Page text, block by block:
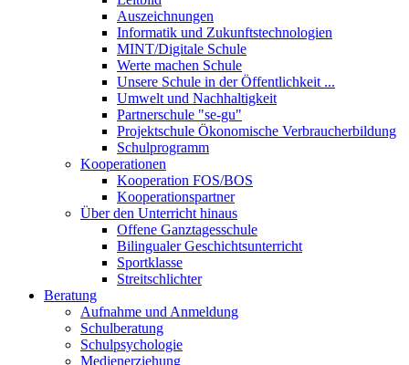
Auszeichnungen
Informatik und Zukunftstechnologien
MINT/Digitale Schule
Werte machen Schule
Unsere Schule in der Öffentlichkeit ...
Umwelt und Nachhaltigkeit
Partnerschule "se-gu"
Projektschule Ökonomische Verbraucherbildung
Schulprogramm
Kooperationen
Kooperation FOS/BOS
Kooperationspartner
Über den Unterricht hinaus
Offene Ganztagesschule
Bilingualer Geschichtsunterricht
Sportklasse
Streitschlichter
Beratung
Aufnahme und Anmeldung
Schulberatung
Schulpsychologie
Medienerziehung